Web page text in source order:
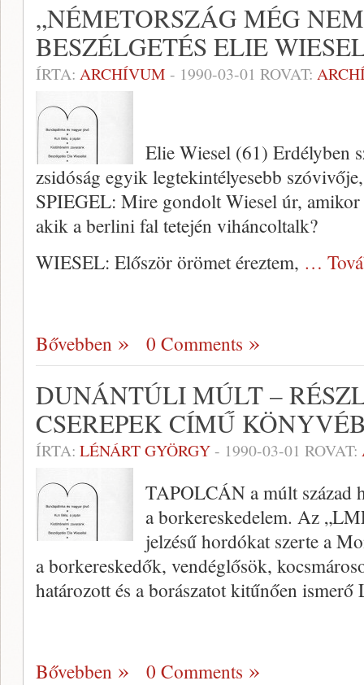
„NÉMETORSZÁG MÉG
BESZÉLGETÉS ELIE
ÍRTA: ARCHÍVUM - 1990-03-01 ROVAT:
Elie Wiesel (61) Erdélyben
zsidóság egyik legtekintélyesebb
SPIEGEL: Mire gondolt Wiesel úr, amikor
akik a berlini fal tetején viháncoltalk?
WIESEL: Először örömet éreztem, …
Bővebben 0 Comments
DUNÁNTÚLI MÚLT –
CSEREPEK CÍMŰ
ÍRTA: LÉNÁRT GYÖRGY- 1990-03-01 ROVAT:
TAPOLCÁN a múlt század
a borkereskedelem. Az
jelzésű hordókat szerte a
a borkereskedők, vendéglősök,
határozott és a borászatot kitűnően ismerő
Bővebben 0 Comments